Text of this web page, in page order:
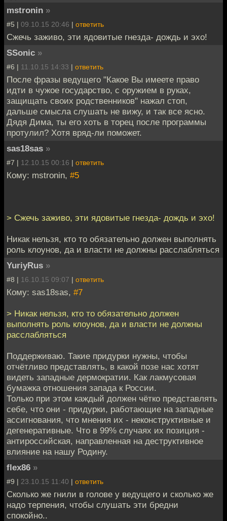
mstronin »
#5 | 09.10.15 20:46 | ответить
Сжечь заживо, эти ядовитые гнезда- дождь и эхо!
SSonic »
#6 | 11.10.15 14:33 | ответить
После фразы ведущего "Какое Вы имеете право
идти в чужое государство, с оружием в руках,
защищать своих родственников" нажал стоп,
дальше смысла слушать не вижу, и так все ясно.
Дядя Дима, ты его хоть в торец после программы
протулил? Хотя вряд-ли поможет.
sas18sas »
#7 | 12.10.15 00:16 | ответить
Кому: mstronin, #5
> Сжечь заживо, эти ядовитые гнезда- дождь и эхо!
Никак нельзя, кто то обязательно должен выполнять
роль клоунов, да и власти не должны расслабляться
YuriyRus »
#8 | 16.10.15 09:07 | ответить
Кому: sas18sas, #7
> Никак нельзя, кто то обязательно должен
выполнять роль клоунов, да и власти не должны
расслабляться
Поддерживаю. Такие придурки нужны, чтобы
отчётливо представлять, в какой позе нас хотят
видеть западные дермократии. Как лакмусовая
бумажка отношения запада к России.
Только при этом каждый должен чётко представлять
себе, что они - придурки, работающие на западные
ассигнования, что мнения их - неконструктивные и
дегенеративные. Что в 99% случаях их позиция -
антироссийская, направленная на деструктивное
влияние на нашу Родину.
flex86 »
#9 | 23.10.15 11:40 | ответить
Сколько же гнили в голове у ведущего и сколько же
надо терпения, чтобы слушать эти бредни
спокойно..